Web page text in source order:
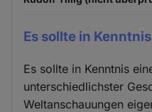
Es sollte in
Es sollte in Kenntnis
unterschiedlichster
Weltanschauungen